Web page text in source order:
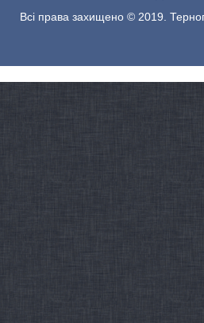
Всі права захищено © 2019.